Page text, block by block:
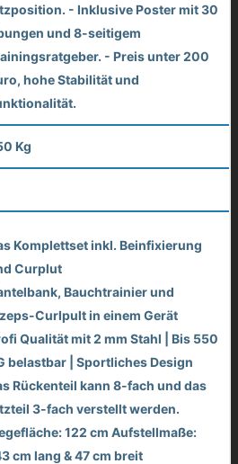
- Inklusive Poster mit 30
und 8-seitigem
- Preis unter 200
hohe Stabilität und
Kg
Komplettset inkl. Beinfixierung
Curplut
Bauchtrainier und
Curlpult in einem Gerät
Qualität mit 2 mm Stahl | Bis 550
belastbar | Sportliches Design
Rückenteil kann 8-fach und das
3-fach verstellt werden.
122 cm Aufstellmaße:
cm lang & 47 cm breit